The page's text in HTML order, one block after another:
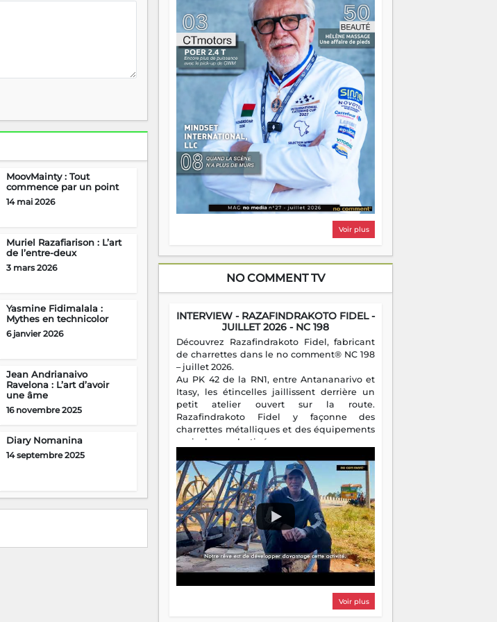
MoovMainty : Tout
commence par un point
14 mai 2026
Muriel Razafiarison : L’art
de l’entre-deux
3 mars 2026
Yasmine Fidimalala :
Mythes en technicolor
6 janvier 2026
Jean Andrianaivo
Ravelona : L’art d’avoir
une âme
16 novembre 2025
Diary Nomanina
14 septembre 2025
oui, on pourrait s'arrêter là, applaudir et
rentrer chez soi satisfait. Mais ce serait
passer à côté d'une chose essentielle. La
fougue, ça brûle fort — et parfois, ça brûle
vite. Une flamme sans direction peut
éclairer autant qu'elle peut consumer. C'est
là que les aînés entrent en scène — pas
pour reprendre le gouvernail, mais pour
montrer où sont les récifs. Les jeunes ont la
force, les vieux ont l'expérience, comme on
dit. Ce n'est pas un combat de générations
— c'est une question d'équipage. Partagez
vos réussites, mais aussi vos échecs. Surtout
vos échecs, d'ailleurs — ils enseignent
mieux que n'importe quel manuel. À
Madagascar, la barque avance. Il faut juste
s'assurer que tout le monde rame dans le
Voir plus
NO COMMENT TV
INTERVIEW - RAZAFINDRAKOTO FIDEL -
JUILLET 2026 - NC 198
Découvrez Razafindrakoto Fidel, fabricant
de charrettes dans le no comment® NC 198
– juillet 2026.
Au PK 42 de la RN1, entre Antananarivo et
Itasy, les étincelles jaillissent derrière un
petit atelier ouvert sur la route.
Razafindrakoto Fidel y façonne des
charrettes métalliques et des équipements
agricoles destinés aux campagnes
familial, il perpétue un métier discret mais
essentiel.
Voir plus